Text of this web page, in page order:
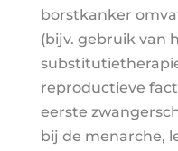
borstkanker
(bijv. gebruik van
reproductieve
eerste
bij de menarche,